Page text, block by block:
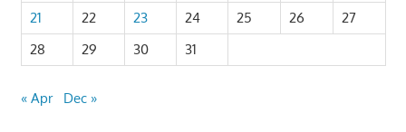
21
22 23 24 25 26
27
28
29 30 31
« Apr Dec »